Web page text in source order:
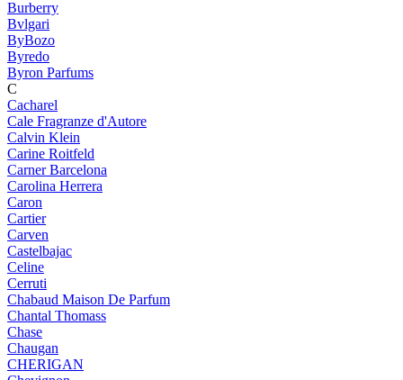
Burberry
Bvlgari
ByBozo
Byredo
Byron Parfums
C
Cacharel
Cale Fragranze d'Autore
Calvin Klein
Carine Roitfeld
Carner Barcelona
Carolina Herrera
Caron
Cartier
Carven
Castelbajac
Celine
Cerruti
Chabaud Maison De Parfum
Chantal Thomass
Chase
Chaugan
CHERIGAN